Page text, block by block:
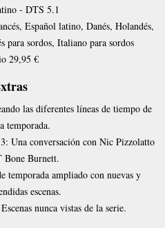
- DTS 5.1
Español latino, Danés, Holandés,
para sordos, Italiano para sordos
29,95 €
las diferentes líneas de tiempo de
temporada.
Una conversación con Nic Pizzolatto
Bone Burnett.
temporada ampliado con nuevas y
escenas.
nunca vistas de la serie.